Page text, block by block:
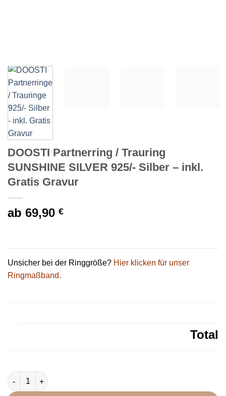
DOOSTI Partnerring / Trauring
SUNSHINE SILVER 925/- Silber – inkl.
Gratis Gravur
ab 69,90 €
Unsicher bei der Ringgröße? Hier klicken für unser
Ringmaßband.
Total
DOOSTI Partnerring / Trauring SUNSHINE SILVER 925/- Silber -